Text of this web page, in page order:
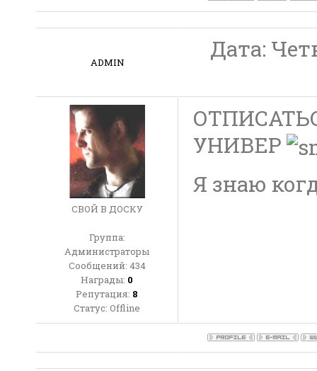
ADMIN Дата:
СВОЙ В ДОСКУ
Группа:
Администраторы
Сообщений: 434
Награды: 0
Репутация: 8
Статус: Offline
УНИВЕР
Я знаю